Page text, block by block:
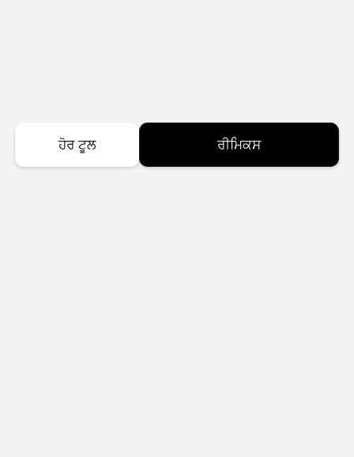
ਹੋਰ ਟੂਲ ਰੀਮਿਕਸ